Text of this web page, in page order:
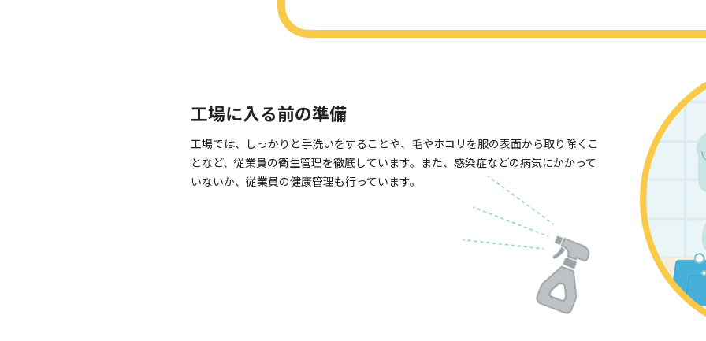
工場に入る前の準備
工場では、しっかりと手洗いをすることや、毛やホコリを服の表面から取り除くこ
となど、従業員の衛生管理を徹底しています。また、感染症などの病気にかかって
いないか、従業員の健康管理も行っています。